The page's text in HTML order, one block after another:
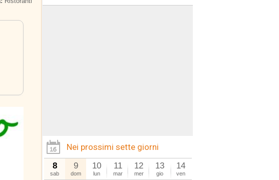
Nei prossimi sette giorni
8
sab
9
dom
10
lun
11
mar
12
mer
13
gio
14
ven